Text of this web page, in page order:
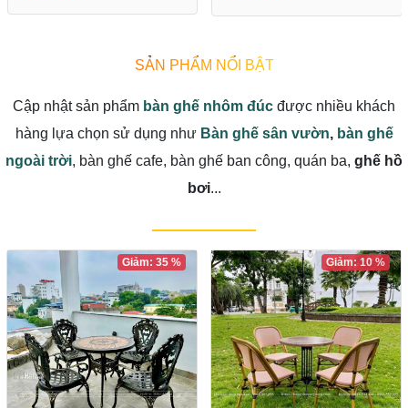
SẢN PHẨM NỔI BẬT
Cập nhật sản phẩm bàn ghế nhôm đúc được nhiều khách
hàng lựa chọn sử dụng như Bàn ghế sân vườn, bàn ghế
ngoài trời, bàn ghế cafe, bàn ghế ban công, quán ba, ghế hồ
bơi...
Giảm: 35 % Giảm: 10 %